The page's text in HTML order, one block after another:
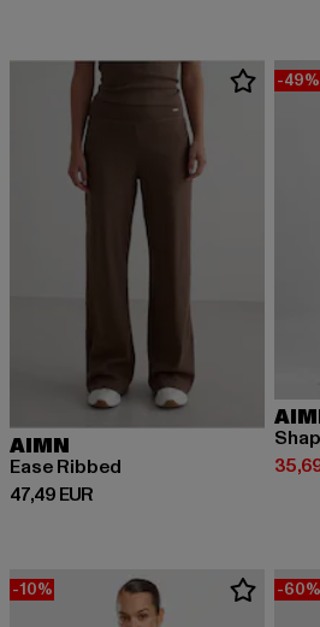
AIMN
Ease Ribbed
47,49 EUR
Derzeitiger Preis: 47,49 EUR
-49%
-10% -60%